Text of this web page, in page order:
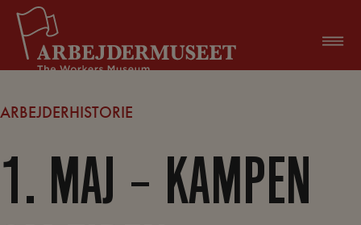
Hop
indholdet
ARBEJDERHISTORIE
1. MAJ – KAMPEN